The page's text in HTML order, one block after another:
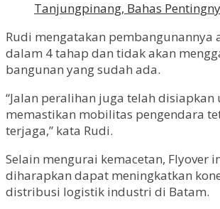
Tanjungpinang, Bahas
Rudi mengatakan pembangunannya
dalam 4 tahap dan tidak akan
bangunan yang sudah ada.
“Jalan peralihan juga telah disiapkan
memastikan mobilitas pengendara
terjaga,” kata Rudi.
Selain mengurai kemacetan, Flyover
diharapkan dapat meningkatkan
distribusi logistik industri di Batam.